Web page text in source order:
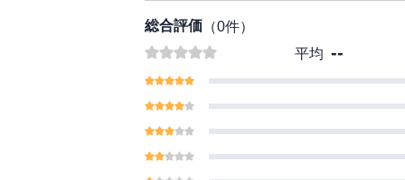
総合評価 （0件）
平均 --